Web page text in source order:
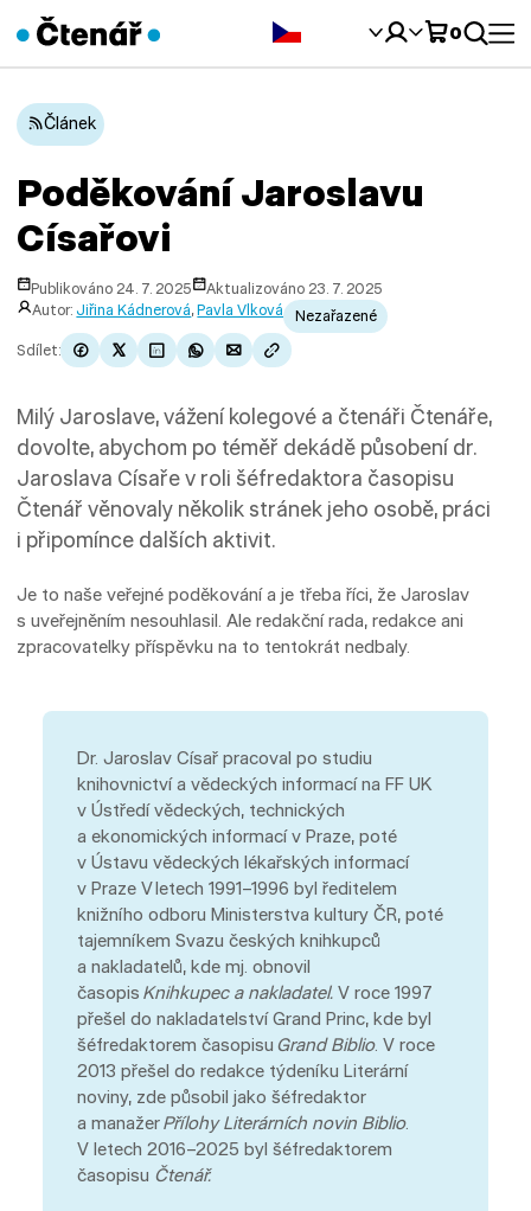
0
Článek
Poděkování Jaroslavu
Císařovi
Publikováno 24. 7. 2025
Aktualizováno 23. 7. 2025
Autor: Jiřina Kádnerová,Pavla Vlková
Nezařazené
Sdílet:
Milý Jaroslave, vážení kolegové a čtenáři Čtenáře,
dovolte, abychom po téměř dekádě působení dr.
Jaroslava Císaře v roli šéfredaktora časopisu
Čtenář věnovaly několik stránek jeho osobě, práci
i připomínce dalších aktivit.
Je to naše veřejné poděkování a je třeba říci, že Jaroslav
s uveřejněním nesouhlasil. Ale redakční rada, redakce ani
zpracovatelky příspěvku na to tentokrát nedbaly.
Dr. Jaroslav Císař pracoval po studiu
knihovnictví a vědeckých informací na FF UK
v Ústředí vědeckých, technických
a ekonomických informací v Praze, poté
v Ústavu vědeckých lékařských informací
v Praze V letech 1991–1996 byl ředitelem
knižního odboru Ministerstva kultury ČR, poté
tajemníkem Svazu českých knihkupců
a nakladatelů, kde mj. obnovil
časopis Knihkupec a nakladatel.V roce 1997
přešel do nakladatelství Grand Princ, kde byl
šéfredaktorem časopisu Grand Biblio. V roce
2013 přešel do redakce týdeníku Literární
noviny, zde působil jako šéfredaktor
a manažerPřílohy Literárních novin Biblio.
V letech 2016–2025 byl šéfredaktorem
časopisu Čtenář.